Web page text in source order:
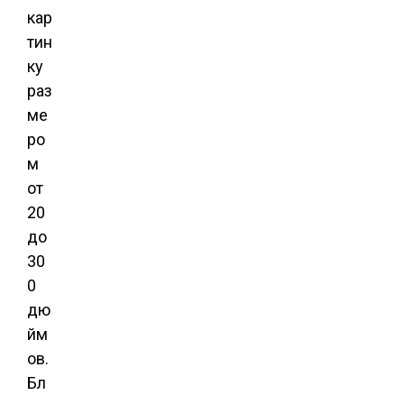
кар
тин
ку
раз
ме
ро
м
от
20
до
30
0
дю
йм
ов.
Бл